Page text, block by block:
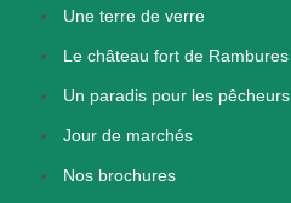
Une terre de verre
Le château fort de Rambures
Un paradis pour les pêcheurs
Jour de marchés
Nos brochures